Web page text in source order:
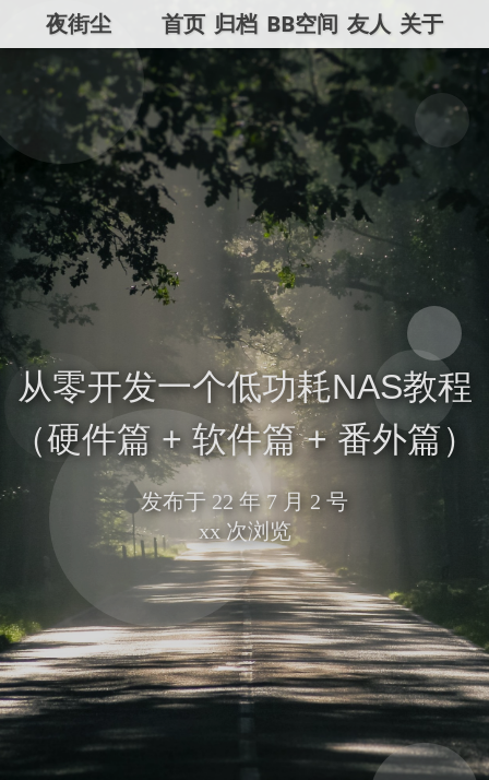
夜街尘 首页 归档 BB空间 友人 关于
从零开发一个低功耗NAS教程
（硬件篇 + 软件篇 + 番外篇）
发布于 22 年 7 月 2 号
xx次浏览